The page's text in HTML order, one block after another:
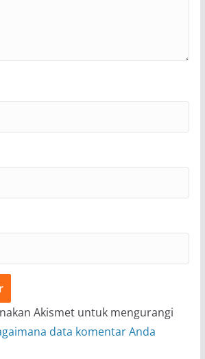
Akismet untuk mengurangi
data komentar Anda